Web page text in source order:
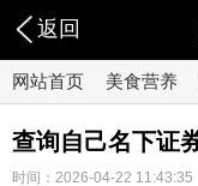
返回
网站首页 美食营养
查询自己名下证
时间：2026-04-22 11:43:35